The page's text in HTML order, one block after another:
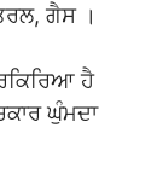
ਗੈਸ ।
ਹੈ
ਘੁੰਮਦਾ